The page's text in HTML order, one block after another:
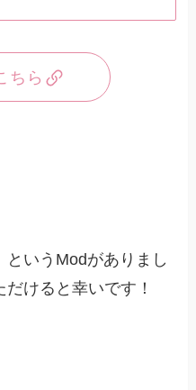
ちら
というModがありまし
けると幸いです！